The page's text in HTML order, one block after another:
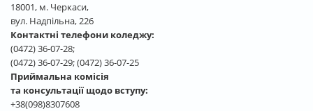
18001, м. Черкаси,
вул. Надпільна, 226
Контактні телефони коледжу:
(0472) 36-07-28;
(0472) 36-07-29; (0472) 36-07-25
Приймальна комісія
та консультації щодо вступу:
+38(098)8307608